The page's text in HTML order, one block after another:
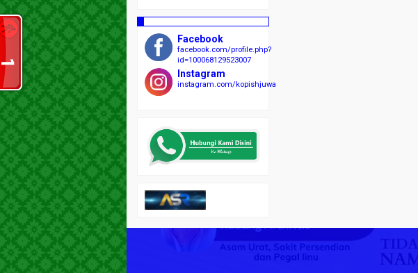
Facebook
facebook.com/profile.php?
id=100068129523007
Instagram
instagram.com/kopishjuwara/